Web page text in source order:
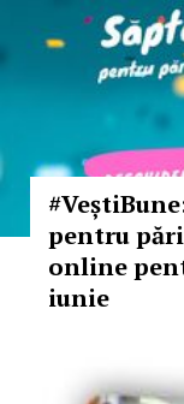
pentru
online
iunie